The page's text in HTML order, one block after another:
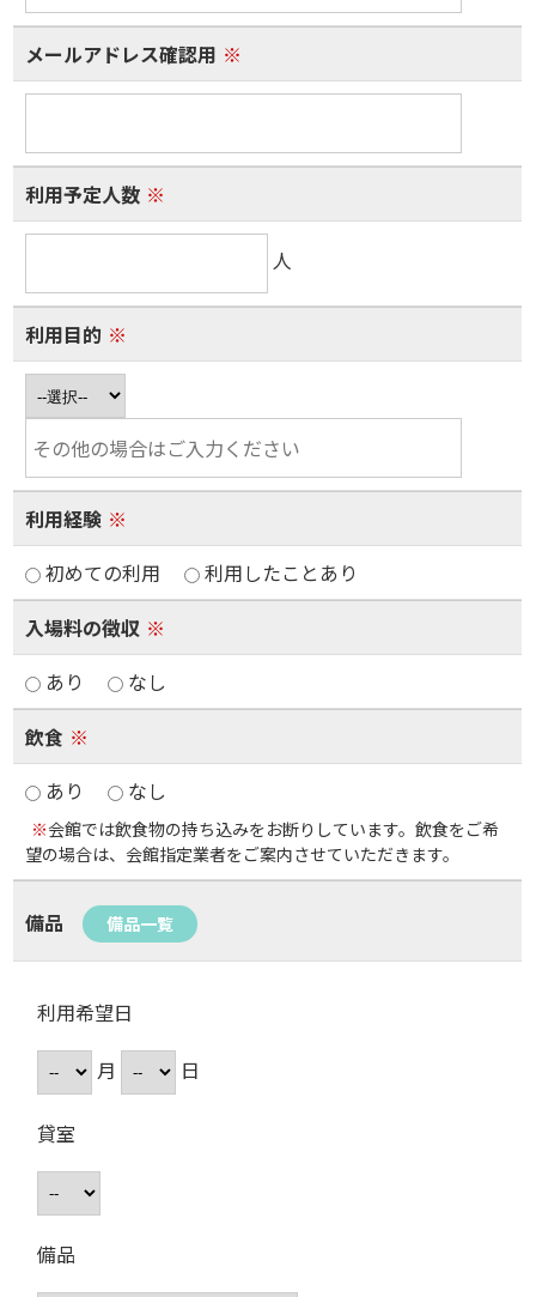
メールアドレス確認用 ※
利用予定人数 ※
人
利用目的 ※
利用経験 ※
初めての利用
利用したことあり
入場料の徴収 ※
あり
なし
飲食 ※
あり
なし
※会館では飲食物の持ち込みをお断りしています。飲食をご希
望の場合は、会館指定業者をご案内させていただきます。
備品 備品一覧
利用希望日
月
日
貸室
備品